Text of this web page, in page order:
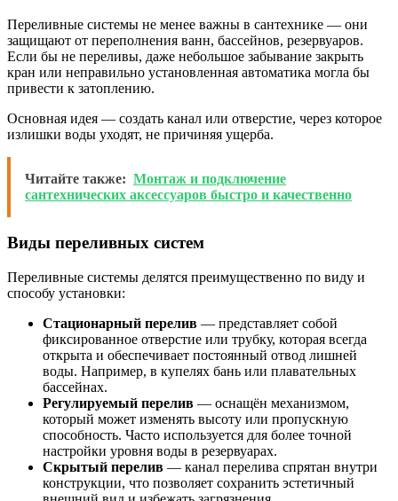
Переливные системы не менее важны в сантехнике — они
защищают от переполнения ванн, бассейнов, резервуаров.
Если бы не переливы, даже небольшое забывание закрыть
кран или неправильно установленная автоматика могла бы
привести к затоплению.
Основная идея — создать канал или отверстие, через которое
излишки воды уходят, не причиняя ущерба.
Читайте также: Монтаж и подключение
сантехнических аксессуаров быстро и качественно
Виды переливных систем
Переливные системы делятся преимущественно по виду и
способу установки:
Стационарный перелив — представляет собой
фиксированное отверстие или трубку, которая всегда
открыта и обеспечивает постоянный отвод лишней
воды. Например, в купелях бань или плавательных
бассейнах.
Регулируемый перелив — оснащён механизмом,
который может изменять высоту или пропускную
способность. Часто используется для более точной
настройки уровня воды в резервуарах.
Скрытый перелив — канал перелива спрятан внутри
конструкции, что позволяет сохранить эстетичный